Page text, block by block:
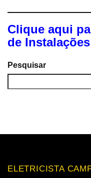
Clique aqui
de
Pesquisar
ELETRICISTA